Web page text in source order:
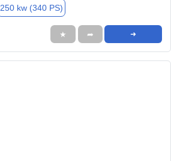
250 kw (340 PS)
★ ➦ ➜